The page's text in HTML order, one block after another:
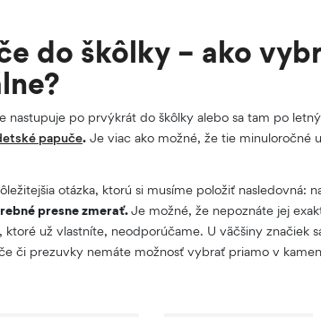
do škôlky – ako
nastupuje po prvýkrát do škôlky alebo sa tam po
papuče. Je viac ako možné, že tie minuloročné
otázka, ktorú si musíme položiť nasledovná:
presne zmerať.Je možné, že nepoznáte jej
už vlastníte, neodporúčame. U väčšiny značiek
či prezuvky nemáte možnosť vybrať priamo v